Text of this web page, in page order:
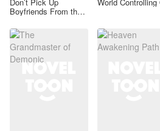
Boyfriends From the